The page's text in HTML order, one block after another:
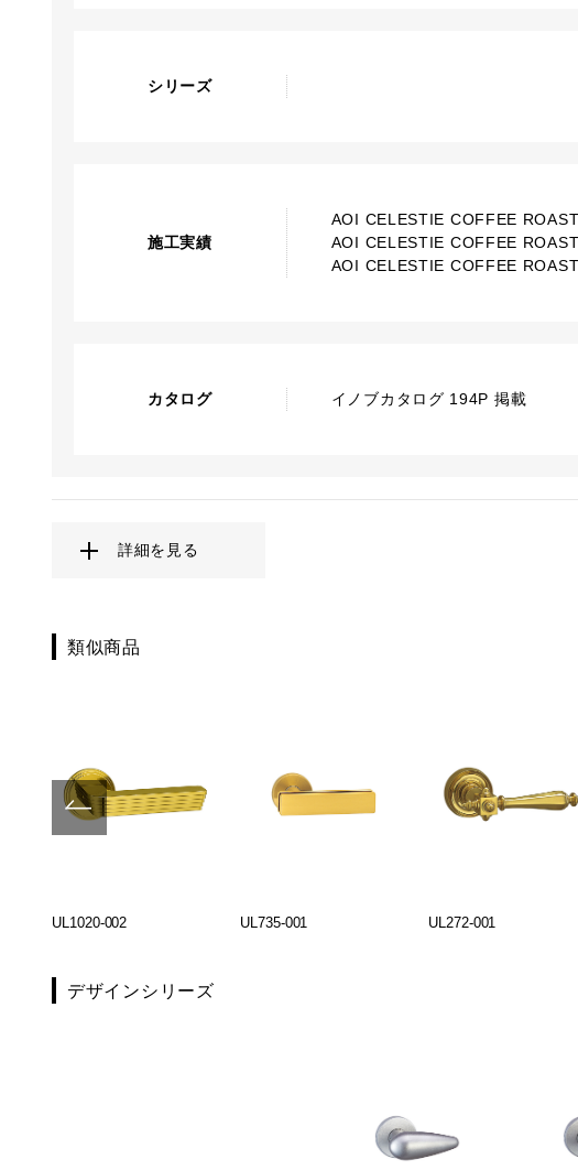
シリーズ
施工実績
AOI CELESTIE COFFEE
AOI CELESTIE COFFEE
AOI CELESTIE COFFEE
カタログ イノブカタログ 194P 掲載
詳細を見る
類似商品
UL1020-002 UL735-001 UL272-001
デザインシリーズ